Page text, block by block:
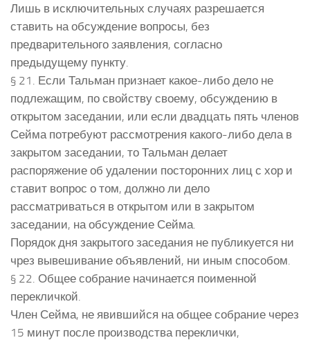
Лишь в исключительных случаях разрешается
ставить на обсуждение вопросы, без
предварительного заявления, согласно
предыдущему пункту.
§ 21. Если Тальман признает какое-либо дело не
подлежащим, по свойству своему, обсуждению в
открытом заседании, или если двадцать пять членов
Сейма потребуют рассмотрения какого-либо дела в
закрытом заседании, то Тальман делает
распоряжение об удалении посторонних лиц с хор и
ставит вопрос о том, должно ли дело
рассматриваться в открытом или в закрытом
заседании, на обсуждение Сейма.
Порядок дня закрытого заседания не публикуется ни
чрез вывешивание объявлений, ни иным способом.
§ 22. Общее собрание начинается поименной
перекличкой.
Член Сейма, не явившийся на общее собрание через
15 минут после производства переклички,